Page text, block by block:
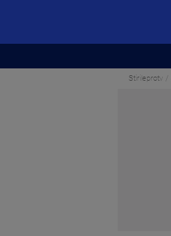
Stirileprotv